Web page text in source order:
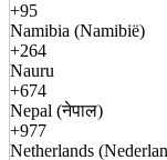
+95
Namibia (Namibië)
+264
Nauru
+674
Nepal (नेपाल)
+977
Netherlands